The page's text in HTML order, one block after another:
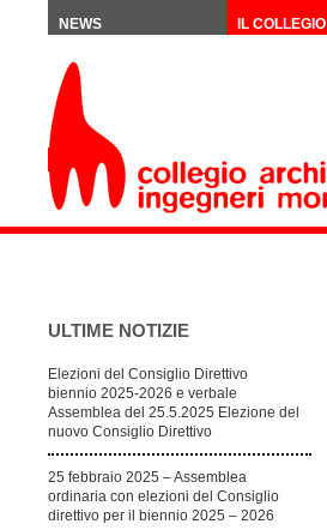
NEWS IL COLLEGIO
ULTIME NOTIZIE
Elezioni del Consiglio Direttivo
biennio 2025-2026 e verbale
Assemblea del 25.5.2025 Elezione del
nuovo Consiglio Direttivo
25 febbraio 2025 – Assemblea
ordinaria con elezioni del Consiglio
direttivo per il biennio 2025 – 2026